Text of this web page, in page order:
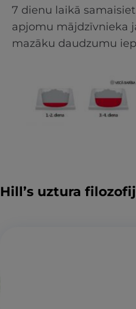
7 dienu laikā
apjomu mājdzīvnieka
mazāku daudzumu
Hill’s uztura